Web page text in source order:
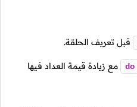
قبل تعريف الحلقة.
do مع زيادة قيمة العداد فيها